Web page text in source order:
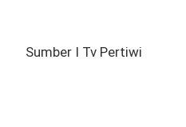
Sumber I Tv Pertiwi